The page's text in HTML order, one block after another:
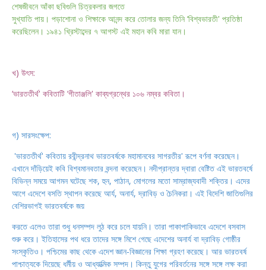
শেষজীবনে আঁকা ছবিগুলি চিত্রকলার জগতে
সুখ্যাতি পায়। পড়াশোনা ও শিক্ষাকে আনন্দ করে তোলার জন্য তিনি ‘বিশ্বভারতী' প্রতিষ্ঠা
করেছিলেন। ১৯৪১ খ্রিস্টাব্দের ৭ আগস্ট এই মহান কবি মারা যান।
খ) উৎস:
‘ভারততীর্থ' কবিতাটি ‘গীতাঞ্জলি' কাব্যগ্রন্থের ১০৬ নম্বর কবিতা।
গ) সারসংক্ষেপ:
'ভারততীর্থ' কবিতায় রবীন্দ্রনাথ ভারতবর্ষকে মহামানবের সাগরতীর' রূপে বর্ণনা করেছেন।
এখানেদাঁড়িয়েই কবি বিশ্বমানবতার বন্দনা করেছেন। নদীপ্রান্তর দ্বারা বেষ্টিত এই ভারতবর্ষে
বিভিন্ন সময়ে আগমন ঘটেছে শক, হুন, পাঠান, মোগলের মতো সাম্রাজ্যবাদী শক্তির। এদের
আগে এদেশে বসতিস্থাপন করেছে আর্য, অনার্য, দ্রাবিড় ও চৈনিকরা। এই বিদেশি জাতিগুলির
বেশিরভাগই ভারতবর্ষকে জয়
করতে এলেও তারা শুধু ধনসম্পদ লুঠ করে চলে যায়নি। তারা পাকাপাকিভাবে এদেশে বসবাস
শুরুকরে। ইতিহাসের পথ ধরে তাদের সঙ্গে মিশে গেছে এদেশের অনার্য বা দ্রাবিড় গোষ্ঠীর
সংস্কৃতিও। পশ্চিমের কাছ থেকে এদেশ জ্ঞান-বিজ্ঞানের শিক্ষা গ্রহণ করেছে। আর ভারতবর্ষ
পাশ্চাত্যকে দিয়েছে ধর্মীয় ও আধ্যাত্মিক সম্পদ। কিন্তু যুগের পরিবর্তনের সঙ্গে সঙ্গে লক্ষ করা